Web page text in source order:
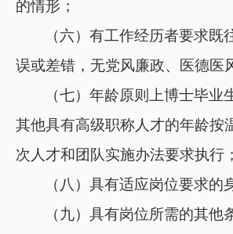
的情形；
（六）有工作经历者要求既
误或差错，无党风廉政、医德医
（七）年龄原则上博士毕业
其他具有高级职称人才的年龄按
次人才和团队实施办法要求执行；
（八）具有适应岗位要求的
（九）具有岗位所需的其他